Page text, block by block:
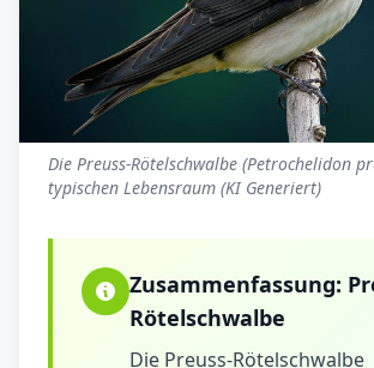
Die Preuss-Rötelschwalbe (Petrochelidon
typischen Lebensraum (KI Generiert)
Zusammenfassung:
Rötelschwalbe
Die Preuss-Rötelschwalbe